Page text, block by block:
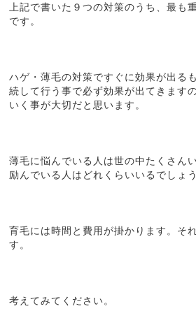
上記で書いた９つの対策のうち、最
です。
ハゲ・薄毛の対策ですぐに効果が出る
続して行う事で必ず効果が出てきます
いく事が大切だと思います。
薄毛に悩んでいる人は世の中たくさん
励んでいる人はどれくらいいるでしょ
育毛には時間と費用が掛かります。そ
す。
考えてみてください。